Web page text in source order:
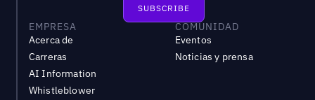
EMPRESA
Acerca de
Carreras
AI Information
Whistleblower
COMUNIDAD
Eventos
Noticias y prensa